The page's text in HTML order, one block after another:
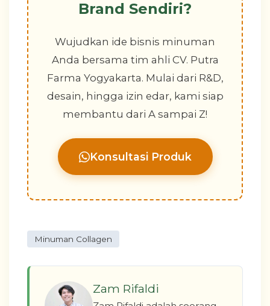
Brand Sendiri?
Wujudkan ide bisnis minuman
Anda bersama tim ahli CV. Putra
Farma Yogyakarta. Mulai dari R&D,
desain, hingga izin edar, kami siap
membantu dari A sampai Z!
Konsultasi Produk
Minuman Collagen
Zam Rifaldi